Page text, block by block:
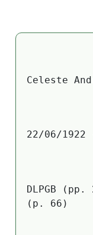
Celeste
22/06/1922
DLPGB
(p. 66)